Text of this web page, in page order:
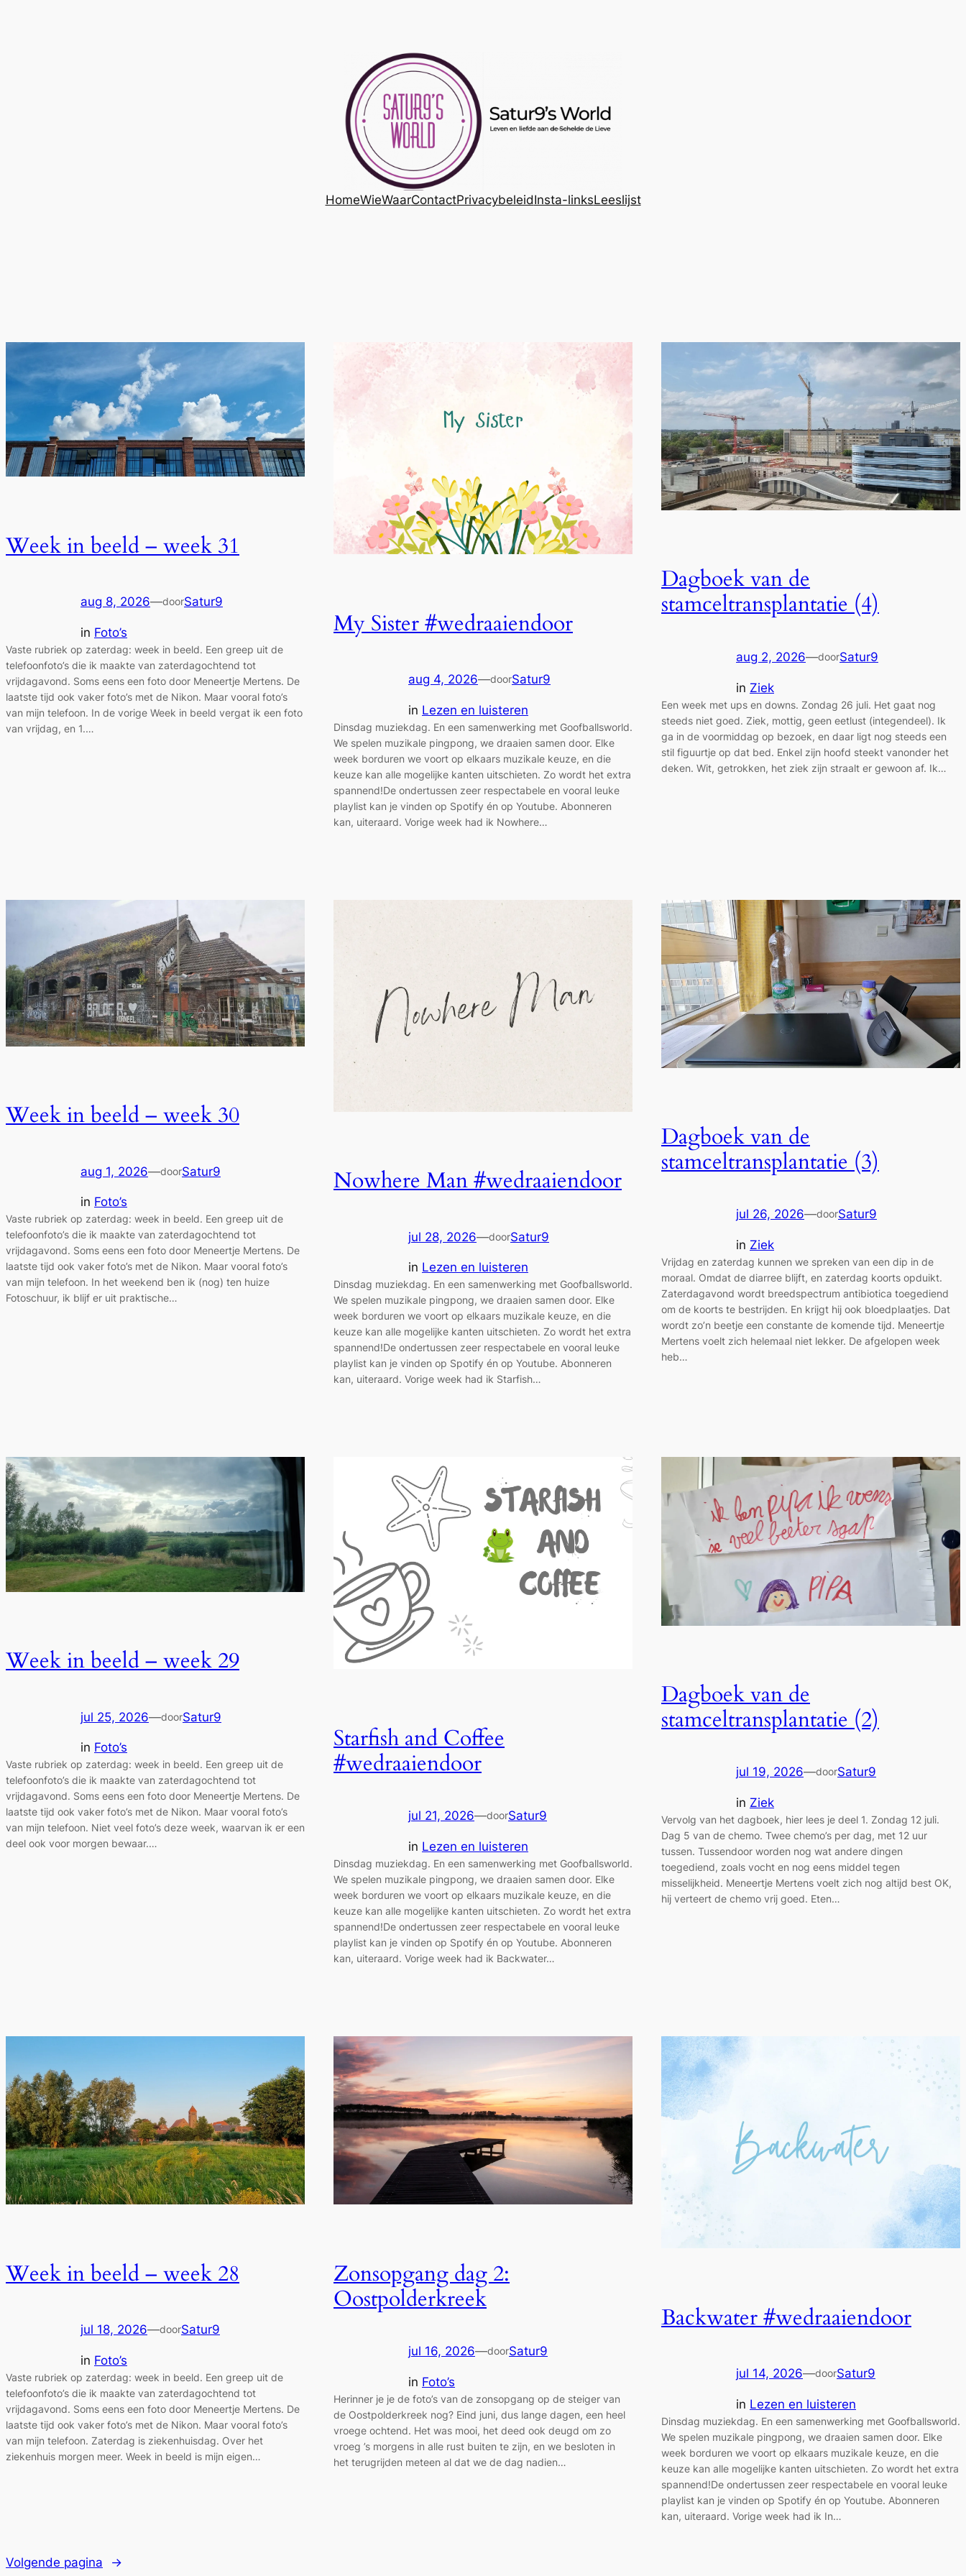
HomeWieWaarContactPrivacybeleidInsta-linksLeeslijst
Week in beeld – week 31
aug 8, 2026—doorSatur9
in Foto’s
Vaste rubriek op zaterdag: week in beeld. Een greep uit de
telefoonfoto’s die ik maakte van zaterdagochtend tot
vrijdagavond. Soms eens een foto door Meneertje Mertens. De
laatste tijd ook vaker foto’s met de Nikon. Maar vooral foto’s
van mijn telefoon. In de vorige Week in beeld vergat ik een foto
van vrijdag, en 1.…
My Sister #wedraaiendoor
aug 4, 2026—doorSatur9
in Lezen en luisteren
Dinsdag muziekdag. En een samenwerking met Goofballsworld.
We spelen muzikale pingpong, we draaien samen door. Elke
week borduren we voort op elkaars muzikale keuze, en die
keuze kan alle mogelijke kanten uitschieten. Zo wordt het extra
spannend!De ondertussen zeer respectabele en vooral leuke
playlist kan je vinden op Spotify én op Youtube. Abonneren
kan, uiteraard. Vorige week had ik Nowhere…
Dagboek van de
stamceltransplantatie (4)
aug 2, 2026—doorSatur9
in Ziek
Een week met ups en downs. Zondag 26 juli. Het gaat nog
steeds niet goed. Ziek, mottig, geen eetlust (integendeel). Ik
ga in de voormiddag op bezoek, en daar ligt nog steeds een
stil figuurtje op dat bed. Enkel zijn hoofd steekt vanonder het
deken. Wit, getrokken, het ziek zijn straalt er gewoon af. Ik…
Week in beeld – week 30
aug 1, 2026—doorSatur9
in Foto’s
Vaste rubriek op zaterdag: week in beeld. Een greep uit de
telefoonfoto’s die ik maakte van zaterdagochtend tot
vrijdagavond. Soms eens een foto door Meneertje Mertens. De
laatste tijd ook vaker foto’s met de Nikon. Maar vooral foto’s
van mijn telefoon. In het weekend ben ik (nog) ten huize
Fotoschuur, ik blijf er uit praktische…
Nowhere Man #wedraaiendoor
jul 28, 2026—doorSatur9
in Lezen en luisteren
Dinsdag muziekdag. En een samenwerking met Goofballsworld.
We spelen muzikale pingpong, we draaien samen door. Elke
week borduren we voort op elkaars muzikale keuze, en die
keuze kan alle mogelijke kanten uitschieten. Zo wordt het extra
spannend!De ondertussen zeer respectabele en vooral leuke
playlist kan je vinden op Spotify én op Youtube. Abonneren
kan, uiteraard. Vorige week had ik Starfish…
Dagboek van de
stamceltransplantatie (3)
jul 26, 2026—doorSatur9
in Ziek
Vrijdag en zaterdag kunnen we spreken van een dip in de
moraal. Omdat de diarree blijft, en zaterdag koorts opduikt.
Zaterdagavond wordt breedspectrum antibiotica toegediend
om de koorts te bestrijden. En krijgt hij ook bloedplaatjes. Dat
wordt zo’n beetje een constante de komende tijd. Meneertje
Mertens voelt zich helemaal niet lekker. De afgelopen week
heb…
Week in beeld – week 29
jul 25, 2026—doorSatur9
in Foto’s
Vaste rubriek op zaterdag: week in beeld. Een greep uit de
telefoonfoto’s die ik maakte van zaterdagochtend tot
vrijdagavond. Soms eens een foto door Meneertje Mertens. De
laatste tijd ook vaker foto’s met de Nikon. Maar vooral foto’s
van mijn telefoon. Niet veel foto’s deze week, waarvan ik er een
deel ook voor morgen bewaar.…
Starfish and Coffee
#wedraaiendoor
jul 21, 2026—doorSatur9
in Lezen en luisteren
Dinsdag muziekdag. En een samenwerking met Goofballsworld.
We spelen muzikale pingpong, we draaien samen door. Elke
week borduren we voort op elkaars muzikale keuze, en die
keuze kan alle mogelijke kanten uitschieten. Zo wordt het extra
spannend!De ondertussen zeer respectabele en vooral leuke
playlist kan je vinden op Spotify én op Youtube. Abonneren
kan, uiteraard. Vorige week had ik Backwater…
Dagboek van de
stamceltransplantatie (2)
jul 19, 2026—doorSatur9
in Ziek
Vervolg van het dagboek, hier lees je deel 1. Zondag 12 juli.
Dag 5 van de chemo. Twee chemo’s per dag, met 12 uur
tussen. Tussendoor worden nog wat andere dingen
toegediend, zoals vocht en nog eens middel tegen
misselijkheid. Meneertje Mertens voelt zich nog altijd best OK,
hij verteert de chemo vrij goed. Eten…
Week in beeld – week 28
jul 18, 2026—doorSatur9
in Foto’s
Vaste rubriek op zaterdag: week in beeld. Een greep uit de
telefoonfoto’s die ik maakte van zaterdagochtend tot
vrijdagavond. Soms eens een foto door Meneertje Mertens. De
laatste tijd ook vaker foto’s met de Nikon. Maar vooral foto’s
van mijn telefoon. Zaterdag is ziekenhuisdag. Over het
ziekenhuis morgen meer. Week in beeld is mijn eigen…
Zonsopgang dag 2:
Oostpolderkreek
jul 16, 2026—doorSatur9
in Foto’s
Herinner je je de foto’s van de zonsopgang op de steiger van
de Oostpolderkreek nog? Eind juni, dus lange dagen, een heel
vroege ochtend. Het was mooi, het deed ook deugd om zo
vroeg ’s morgens in alle rust buiten te zijn, en we besloten in
het terugrijden meteen al dat we de dag nadien…
Backwater #wedraaiendoor
jul 14, 2026—doorSatur9
in Lezen en luisteren
Dinsdag muziekdag. En een samenwerking met Goofballsworld.
We spelen muzikale pingpong, we draaien samen door. Elke
week borduren we voort op elkaars muzikale keuze, en die
keuze kan alle mogelijke kanten uitschieten. Zo wordt het extra
spannend!De ondertussen zeer respectabele en vooral leuke
playlist kan je vinden op Spotify én op Youtube. Abonneren
kan, uiteraard. Vorige week had ik In…
Volgende pagina →